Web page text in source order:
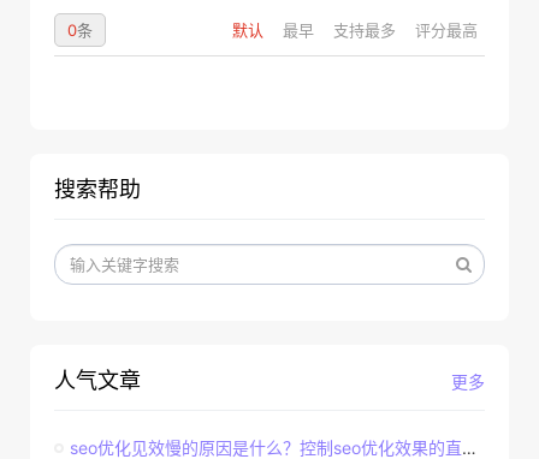
默认 最早 支持最多 评分最高
0条
搜索帮助
更多
人气文章
seo优化见效慢的原因是什么？控制seo优化效果的直接因素